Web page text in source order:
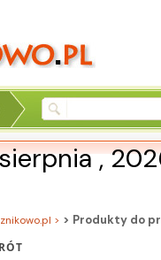
,
> > Produkty do